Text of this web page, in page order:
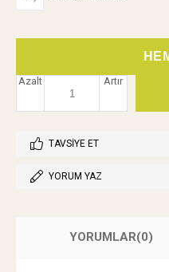
Artır
Azalt
TAVSIYE ET
YORUM YAZ
YORUMLAR(0)